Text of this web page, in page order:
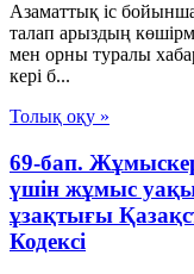
Азаматтық іс
талап арыздың
мен орны туралы
кері б...
Толық оқу »
69-бап.
үшін жұмыс
ұзақтығы
Кодексі